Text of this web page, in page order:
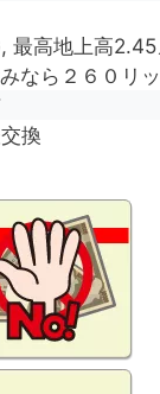
高地上高
なら２６０リ
換